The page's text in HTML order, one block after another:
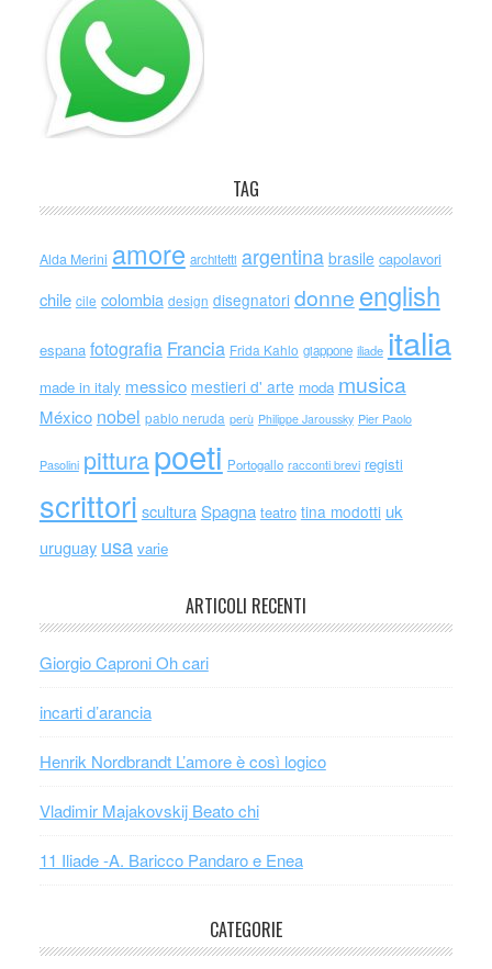
TAG
Alda Merini amore architetti argentina brasile capolavori
chile cile colombia design disegnatori donne english
espana fotografia Francia Frida Kahlo giappone iliade italia
made in italy messico mestieri d' arte moda musica
México nobel pablo neruda perù Philippe Jaroussky Pier Paolo
Pasolini pitturapoeti Portogallo racconti brevi registi
scrittori scultura Spagna teatro tina modotti uk
uruguay usa varie
ARTICOLI RECENTI
Giorgio Caproni Oh cari
incarti d’arancia
Henrik Nordbrandt L’amore è così logico
Vladimir Majakovskij Beato chi
11 Iliade -A. Baricco Pandaro e Enea
CATEGORIE